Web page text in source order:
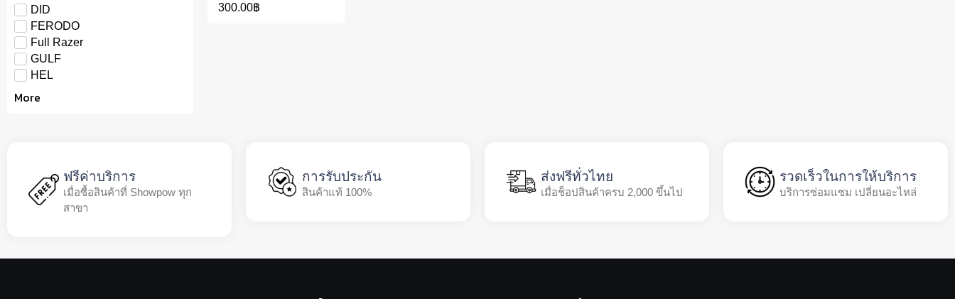
DID
FERODO
Full Razer
GULF
HEL
More
300.00฿
ฟรีค่าบริการ
เมื่อซื้อสินค้าที่ Showpow ทุก
สาขา
การรับประกัน
สินค้าแท้ 100%
ส่งฟรีทั่วไทย
เมื่อช็อปสินค้าครบ 2,000 ขึ้นไป
รวดเร็วในการให้บริการ
บริการซ่อมแซม เปลี่ยนอะไหล่